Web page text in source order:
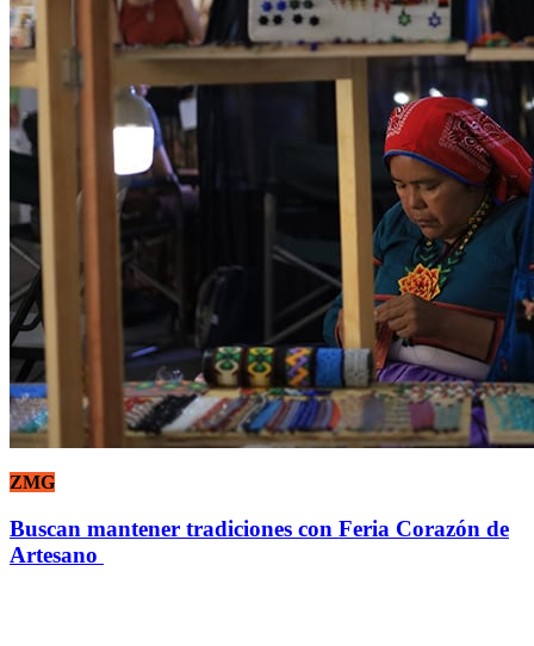
ZMG
Buscan mantener tradiciones con Feria Corazón de
Artesano